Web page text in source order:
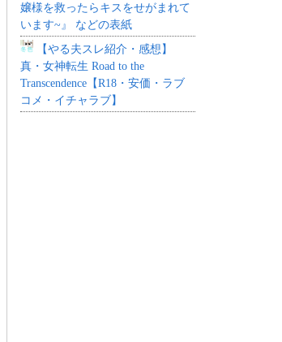
嬢様を救ったらキスをせがまれて
います~』 などの表紙
【やる夫スレ紹介・感想】
真・女神転生 Road to the
Transcendence【R18・安価・ラブ
コメ・イチャラブ】